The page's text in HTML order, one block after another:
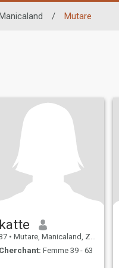
/ Mutare
• Mutare, Manicaland, Zimbabwé
Femme 39 - 63